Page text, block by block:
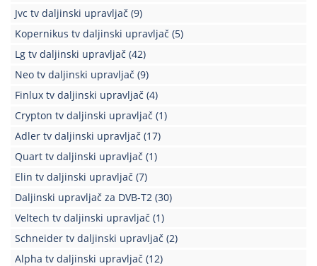
Jvc tv daljinski upravljač (9)
Kopernikus tv daljinski upravljač (5)
Lg tv daljinski upravljač (42)
Neo tv daljinski upravljač (9)
Finlux tv daljinski upravljač (4)
Crypton tv daljinski upravljač (1)
Adler tv daljinski upravljač (17)
Quart tv daljinski upravljač (1)
Elin tv daljinski upravljač (7)
Daljinski upravljač za DVB-T2 (30)
Veltech tv daljinski upravljač (1)
Schneider tv daljinski upravljač (2)
Alpha tv daljinski upravljač (12)